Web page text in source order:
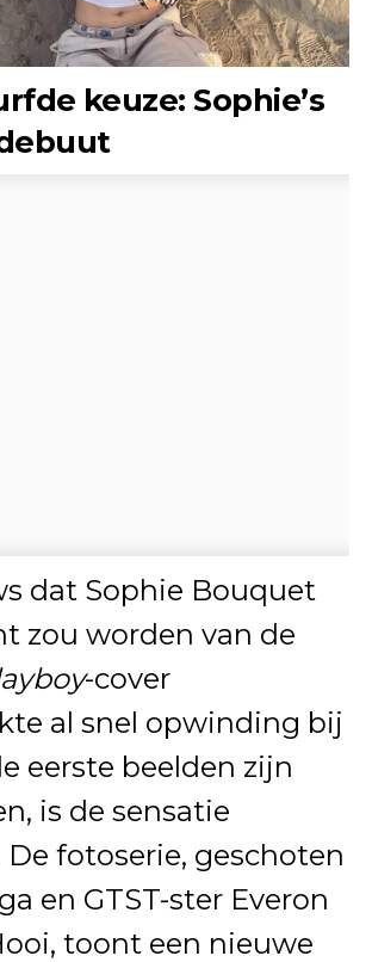
keuze: Sophie’s
dat Sophie Bouquet
zou worden van de
-cover
al snel opwinding bij
eerste beelden zijn
is de sensatie
fotoserie, geschoten
en GTST-ster Everon
toont een nieuwe